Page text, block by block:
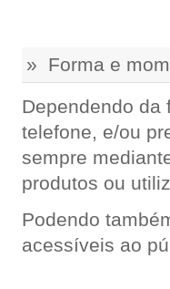
» Forma e
Dependendo da
telefone, e/ou
sempre
produtos ou
Podendo
acessíveis ao